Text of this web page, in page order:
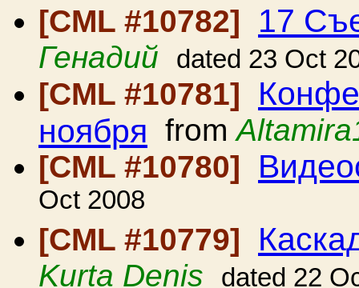
[CML #10782]
17
Генадий dated 23 Oct
[CML #10781]
ноября from
[CML #10780]
Oct 2008
[CML #10779]
Kurta Denis dated 22